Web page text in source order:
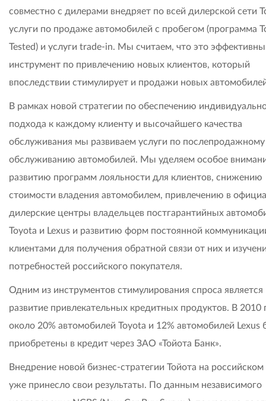
совместно с дилерами внедряет по всей дилерской сети
услуги по продаже автомобилей с пробегом (программа
Tested) и услуги trade-in. Мы считаем, что это
инструмент по привлечению новых клиентов, который
впоследствии стимулирует и продажи новых
В рамках новой стратегии по обеспечению
подхода к каждому клиенту и высочайшего качества
обслуживания мы развиваем услуги по послепродажному
обслуживанию автомобилей. Мы уделяем особое
развитию программ лояльности для клиентов, снижению
стоимости владения автомобилем, привлечению в
дилерские центры владельцев постгарантийных
Toyota и Lexus и развитию форм постоянной
клиентами для получения обратной связи от них и
потребностей российского покупателя.
Одним из инструментов стимулирования спроса является
развитие привлекательных кредитных продуктов. В 2010
около 20% автомобилей Toyota и 12% автомобилей Lexus
приобретены в кредит через ЗАО «Тойота Банк».
Внедрение новой бизнес-стратегии Тойота на
уже принесло свои результаты. По данным независимого